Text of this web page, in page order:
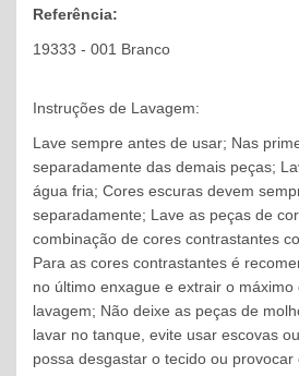
Referência:
19333 - 001 Branco
Instruções de Lavagem:
Lave sempre antes de usar; Nas
separadamente das demais peças;
água fria; Cores escuras devem
separadamente; Lave as peças de
combinação de cores contrastantes
Para as cores contrastantes é
no último enxague e extrair o máximo
lavagem; Não deixe as peças de
lavar no tanque, evite usar escovas
possa desgastar o tecido ou